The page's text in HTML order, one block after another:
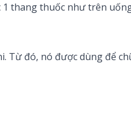
1 thang thuốc như trên
Từ đó, nó được dùng để